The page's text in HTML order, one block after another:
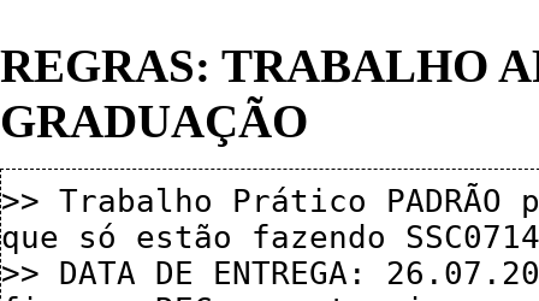
REGRAS: TRABALHO
GRADUAÇÃO
>> Trabalho Prático
que só estão fazendo
>> DATA DE ENTREGA: